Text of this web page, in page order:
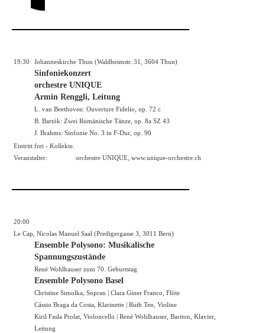
19:30 Johanneskirche Thun (Waldheimstr. 31, 3604 Thun)
Sinfoniekonzert
orchestre UNIQUE
Armin Renggli, Leitung
L. van Beethoven: Ouverture Fidelio, op. 72 c
B. Bartók: Zwei Rumänische Tänze, op. 8a SZ 43
J. Brahms: Sinfonie No. 3 in F-Dur, op. 90
Eintritt frei - Kollekte.
Veranstalter:
orchestre UNIQUE, www.unique-orchestre.ch
20:00
Le Cap, Nicolas Manuel Saal (Predigergasse 3, 3011 Bern)
Ensemble Polysono: Musikalische
Spannungszustände
René Wohlhauser zum 70. Geburtstag
Ensemble Polysono Basel
Christine Simolka, Sopran | Clara Giner Franco, Flöte
Cássio Braga da Costa, Klarinette | Ruth Ten, Violine
Kiril Fasla Prolat, Violoncello | René Wohlhauser, Bariton, Klavier,
Leitung